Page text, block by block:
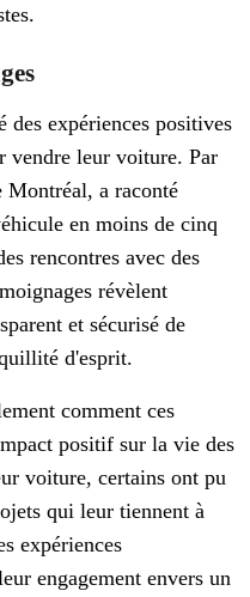
des expériences positives
vendre leur voiture. Par
Montréal, a raconté
en moins de cinq
rencontres avec des
révèlent
et sécurisé de
d'esprit.
comment ces
positif sur la vie des
voiture, certains ont pu
qui leur tiennent à
expériences
engagement envers un